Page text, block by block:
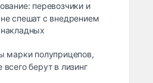
перевозчики и
спешат с внедрением
марки полуприцепов,
берут в лизинг